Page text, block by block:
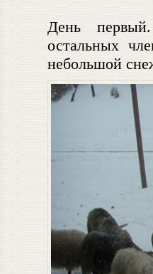
День
остальных
небольшой